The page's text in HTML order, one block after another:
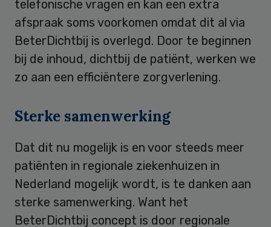
telefonische vragen en kan een extra
afspraak soms voorkomen omdat dit al via
BeterDichtbij is overlegd. Door te beginnen
bij de inhoud, dichtbij de patiënt, werken we
zo aan een efficiëntere zorgverlening.
Sterke samenwerking
Dat dit nu mogelijk is en voor steeds meer
patiënten in regionale ziekenhuizen in
Nederland mogelijk wordt, is te danken aan
sterke samenwerking. Want het
BeterDichtbij concept is door regionale